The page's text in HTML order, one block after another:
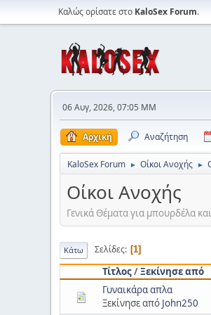
Καλώς ορίσατε στο KaloSex Forum.
06 Αυγ, 2026, 07:05 ΜΜ
Αρχική Αναζήτηση
KaloSex Forum ► Οίκοι Ανοχής ►
Οίκοι Ανοχής
Γενικά Θέματα για μπουρδέλα
Κάτω Σελίδες 1
Τίτλος/Ξεκίνησε από
Γυναικάρα απλα
Ξεκίνησε από John250